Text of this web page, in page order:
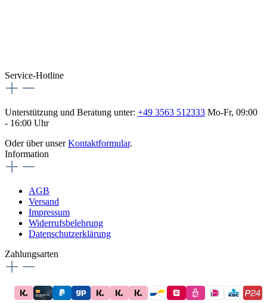
Service-Hotline
Unterstützung und Beratung unter: +49 3563 512333 Mo-Fr, 09:00
- 16:00 Uhr
Oder über unserKontaktformular.
Information
AGB
Versand
Impressum
Widerrufsbelehrung
Datenschutzerklärung
Zahlungsarten